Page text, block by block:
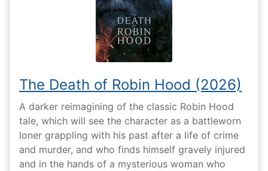
The Death of Robin Hood (2026)
A darker reimagining of the classic Robin Hood
tale, which will see the character as a battleworn
loner grappling with his past after a life of crime
and murder, and who finds himself gravely injured
and in the hands of a mysterious woman who